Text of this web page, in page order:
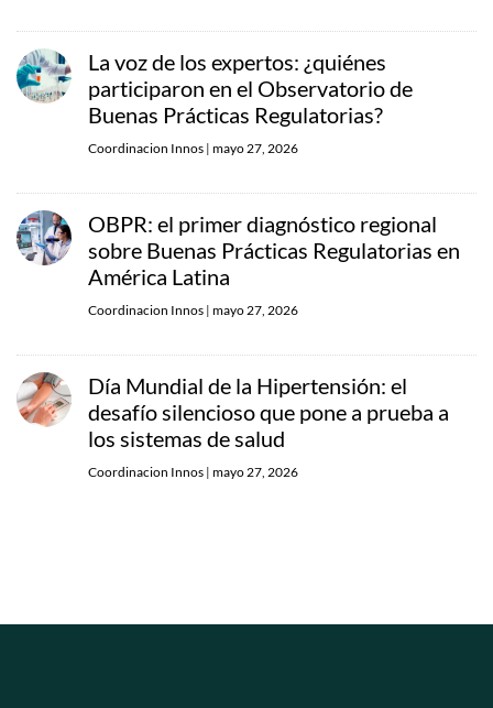
La voz de los expertos: ¿quiénes
participaron en el Observatorio de
Buenas Prácticas Regulatorias?
Coordinacion Innos | mayo 27, 2026
OBPR: el primer diagnóstico regional
sobre Buenas Prácticas Regulatorias en
América Latina
Coordinacion Innos | mayo 27, 2026
Día Mundial de la Hipertensión: el
desafío silencioso que pone a prueba a
los sistemas de salud
Coordinacion Innos | mayo 27, 2026